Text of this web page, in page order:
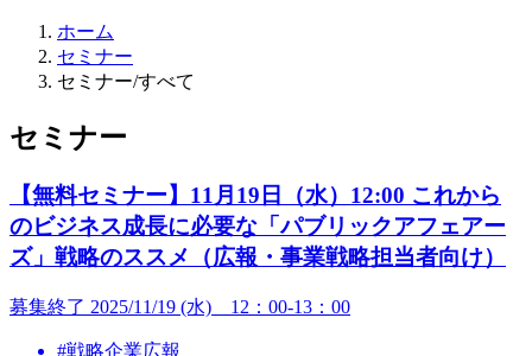
ホーム
セミナー
セミナー/すべて
セミナー
【無料セミナー】11月19日（水）12:00 これから
のビジネス成長に必要な「パブリックアフェアー
ズ」戦略のススメ（広報・事業戦略担当者向け）
募集終了 2025/11/19 (水) 12：00-13：00
#戦略企業広報